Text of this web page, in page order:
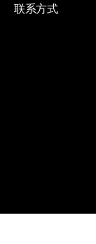
联系方式